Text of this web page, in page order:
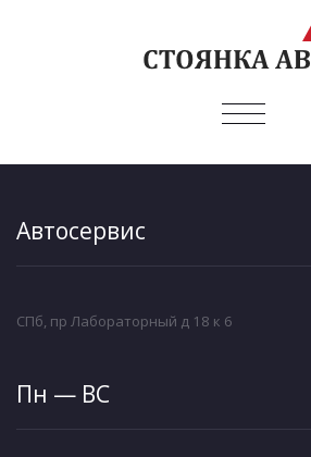
Автосервис
СПб, пр Лабораторный д 18 к 6
Пн — ВС